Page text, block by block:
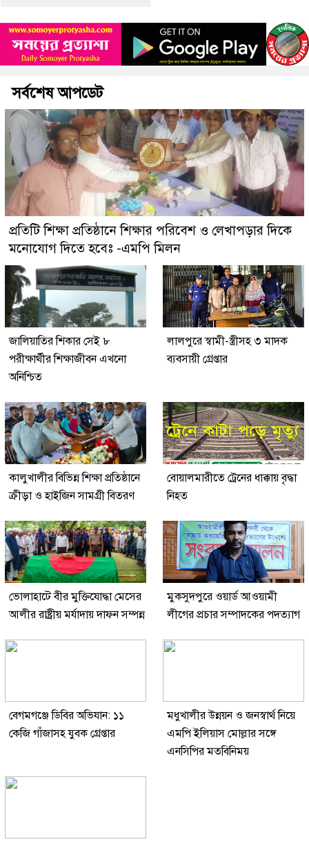
সর্বশেষ আপডেট
প্রতিটি শিক্ষা প্রতিষ্ঠানে শিক্ষার পরিবেশ ও লেখাপড়ার দিকে
মনোযোগ দিতে হবেঃ -এমপি মিলন
জালিয়াতির শিকার সেই ৮
পরীক্ষার্থীর শিক্ষাজীবন এখনো
অনিশ্চিত
লালপুরে স্বামী-স্ত্রীসহ ৩ মাদক
ব্যবসায়ী গ্রেপ্তার
কালুখালীর বিভিন্ন শিক্ষা প্রতিষ্ঠানে
ক্রীড়া ও হাইজিন সামগ্রী বিতরণ
বোয়ালমারীতে ট্রেনের ধাক্কায় বৃদ্ধা
নিহত
ভোলাহাটে বীর মুক্তিযোদ্ধা মেসের
আলীর রাষ্ট্রীয় মর্যাদায় দাফন সম্পন্ন
মুকসুদপুরে ওয়ার্ড আওয়ামী
লীগের প্রচার সম্পাদকের পদত্যাগ
বেগমগঞ্জে ডিবির অভিযান: ১১
কেজি গাঁজাসহ যুবক গ্রেপ্তার
মধুখালীর উন্নয়ন ও জনস্বার্থ নিয়ে
এমপি ইলিয়াস মোল্লার সঙ্গে
এনসিপির মতবিনিময়